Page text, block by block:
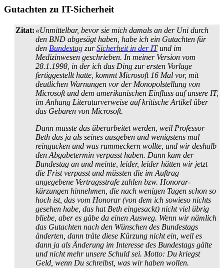
Gutachten zu IT-Sicherheit
Zitat: «Unmittelbar, bevor sie mich damals an der Uni durch
den BND abgesägt haben, habe ich ein Gutachten für
den Bundestag zurSicherheit in der ITund im
Medizinwesen geschrieben. In meiner Version vom
28.1.1998, in der ich das Ding zur ersten Vorlage
fertiggestellt hatte, kommt Microsoft 16 Mal vor, mit
deutlichen Warnungen vor der Monopol­stellung von
Microsoft und dem amerikanischen Einfluss auf unsere IT,
im Anhang Literatur­verweise auf kritische Artikel über
das Gebaren von Microsoft.
Dann musste das überarbeitet werden, weil Professor
Beth das ja als seines ausgeben und wenigstens mal
reingucken und was rum­meckern wollte, und wir deshalb
den Abgabetermin verpasst haben. Dann kam der
Bundestag an und meinte, leider, leider hätten wir jetzt
die Frist verpasst und müssten die im Auftrag
angegebene Vertragsstrafe zahlen bzw. Honorar­
kürzungen hinnehmen, die nach wenigen Tagen schon so
hoch ist, das vom Honorar (von dem ich sowieso nichts
gesehen habe, das hat Beth eingesackt) nicht viel übrig
bliebe, aber es gäbe da einen Ausweg. Wenn wir nämlich
das Gutachten nach den Wünschen des Bundestags
änderten, dann träte diese Kürzung nicht ein, weil es
dann ja als Änderung im Interesse des Bundestags gälte
und nicht mehr unsere Schuld sei. Motto: Du kriegst
Geld, wenn Du schreibst, was wir haben wollen.